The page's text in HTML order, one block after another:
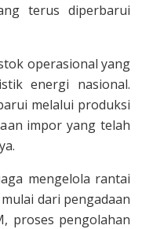
terus diperbarui
operasional yang
energi nasional.
melalui produksi
impor yang telah
mengelola rantai
dari pengadaan
proses pengolahan